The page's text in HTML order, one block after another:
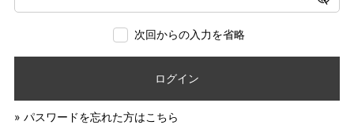
次回からの入力を省略
ログイン
» パスワードを忘れた方はこちら